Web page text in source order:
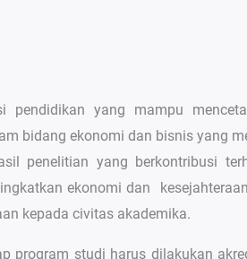
pendidikan yang mampu
bidang ekonomi dan bisnis yang
penelitian yang berkontribusi
ekonomi dan
kepada civitas akademika.
program studi harus dilakukan